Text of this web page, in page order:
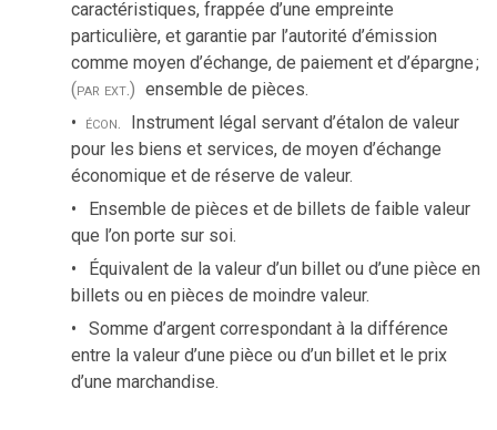
caractéristiques, frappée d’une empreinte
particulière, et garantie par l’autorité d’émission
comme moyen d’échange, de paiement et d’épargne;
(par ext.) ensemble de pièces.
écon. Instrument légal servant d’étalon de valeur
pour les biens et services, de moyen d’échange
économique et de réserve de valeur.
Ensemble de pièces et de billets de faible valeur
que l’on porte sur soi.
Équivalent de la valeur d’un billet ou d’une pièce en
billets ou en pièces de moindre valeur.
Somme d’argent correspondant à la différence
entre la valeur d’une pièce ou d’un billet et le prix
d’une marchandise.